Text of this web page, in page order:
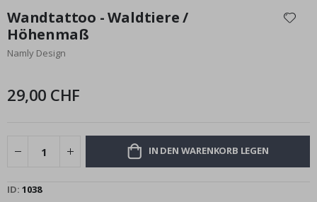
der
Bildgalerie
springen
Wandtattoo - Waldtiere /
Höhenmaß
Namly Design
29,00 CHF
IN DEN WARENKORB LEGEN
ID 1038